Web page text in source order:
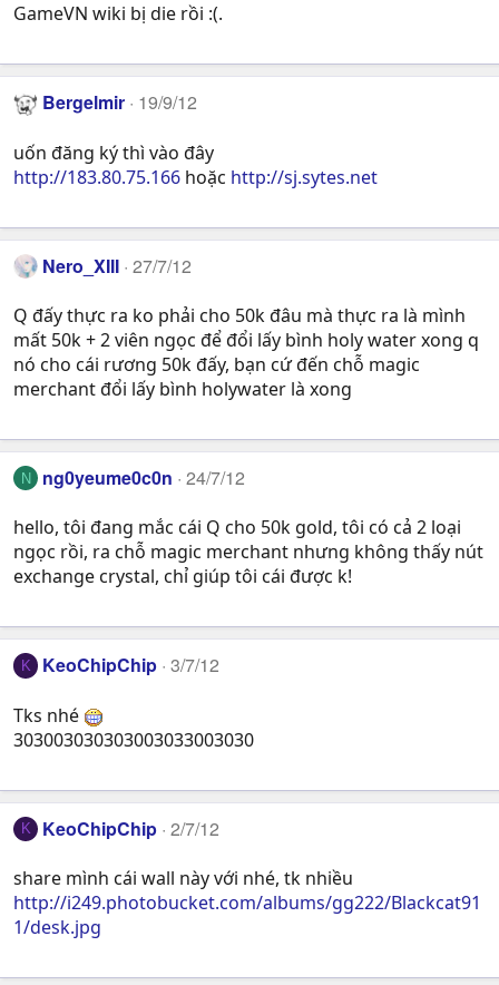
GameVN wiki bị die rồi :(.
Bergelmir 19/9/12
uốn đăng ký thì vào đây
http://183.80.75.166 hoặc http://sj.sytes.net
Nero_XIII 27/7/12
Q đấy thực ra ko phải cho 50k đâu mà thực ra là mình
mất 50k + 2 viên ngọc để đổi lấy bình holy water xong q
nó cho cái rương 50k đấy, bạn cứ đến chỗ magic
merchant đổi lấy bình holywater là xong
N ng0yeume0c0n 24/7/12
hello, tôi đang mắc cái Q cho 50k gold, tôi có cả 2 loại
ngọc rồi, ra chỗ magic merchant nhưng không thấy nút
exchange crystal, chỉ giúp tôi cái được k!
K KeoChipChip 3/7/12
Tks nhé
303003030303003033003030
K KeoChipChip 2/7/12
share mình cái wall này với nhé, tk nhiều
http://i249.photobucket.com/albums/gg222/Blackcat91
1/desk.jpg